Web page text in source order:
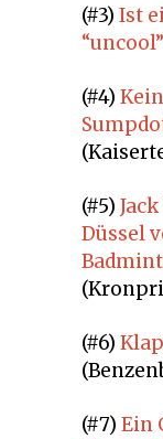
(#3) Ist
(#4)
(#5)
Düssel
(#6)
(#7) Ein